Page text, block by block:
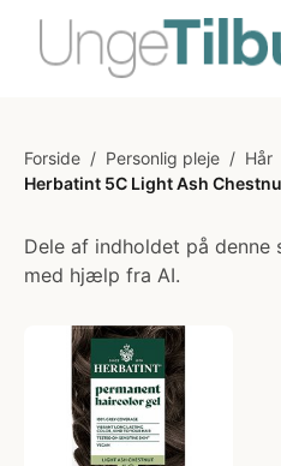
Forside / Personlig pleje / Hår
Herbatint 5C Light Ash
Dele af indholdet på
med hjælp fra AI.